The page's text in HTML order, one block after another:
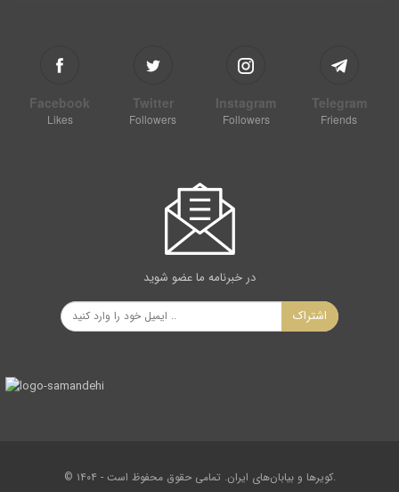
Facebook
Likes
Twitter
Followers
Instagram
Followers
Telegram
Friends
در خبرنامه ما عضو شوید
اشتراک
© ۱۴۰۴ - کویرها و بیابان‌های ایران. تمامی حقوق محفوظ است.